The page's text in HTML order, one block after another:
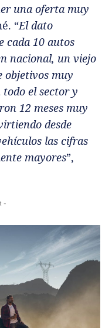
una oferta muy
“El dato
cada 10 autos
nacional, un viejo
objetivos muy
el sector y
12 meses muy
desde
las cifras
mayores”,
-